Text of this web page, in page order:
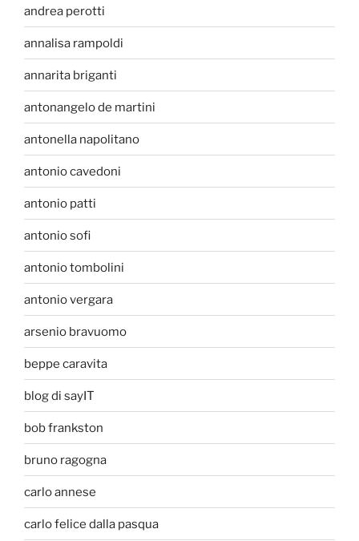
andrea perotti
annalisa rampoldi
annarita briganti
antonangelo de martini
antonella napolitano
antonio cavedoni
antonio patti
antonio sofi
antonio tombolini
antonio vergara
arsenio bravuomo
beppe caravita
blog di sayIT
bob frankston
bruno ragogna
carlo annese
carlo felice dalla pasqua